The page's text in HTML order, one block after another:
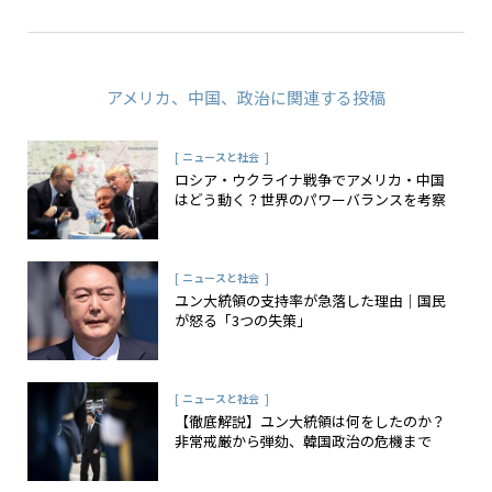
アメリカ、 中国、 政治に関連する投稿
[ ニュースと社会 ]
ロシア・ウクライナ戦争でアメリカ・中国
はどう動く？世界のパワーバランスを考察
[ ニュースと社会 ]
ユン大統領の支持率が急落した理由｜国民
が怒る「3つの失策」
[ ニュースと社会 ]
【徹底解説】ユン大統領は何をしたのか？
非常戒厳から弾劾、韓国政治の危機まで